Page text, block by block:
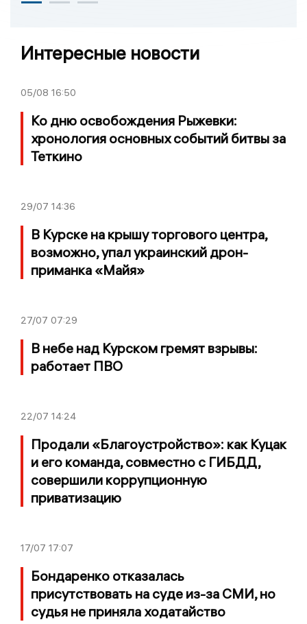
Интересные новости
05/08 16:50
Ко дню освобождения Рыжевки:
хронология основных событий битвы за
Теткино
29/07 14:36
В Курске на крышу торгового центра,
возможно, упал украинский дрон-
приманка «Майя»
27/07 07:29
В небе над Курском гремят взрывы:
работает ПВО
22/07 14:24
Продали «Благоустройство»: как Куцак
и его команда, совместно с ГИБДД,
совершили коррупционную
приватизацию
17/07 17:07
Бондаренко отказалась
присутствовать на суде из-за СМИ, но
судья не приняла ходатайство